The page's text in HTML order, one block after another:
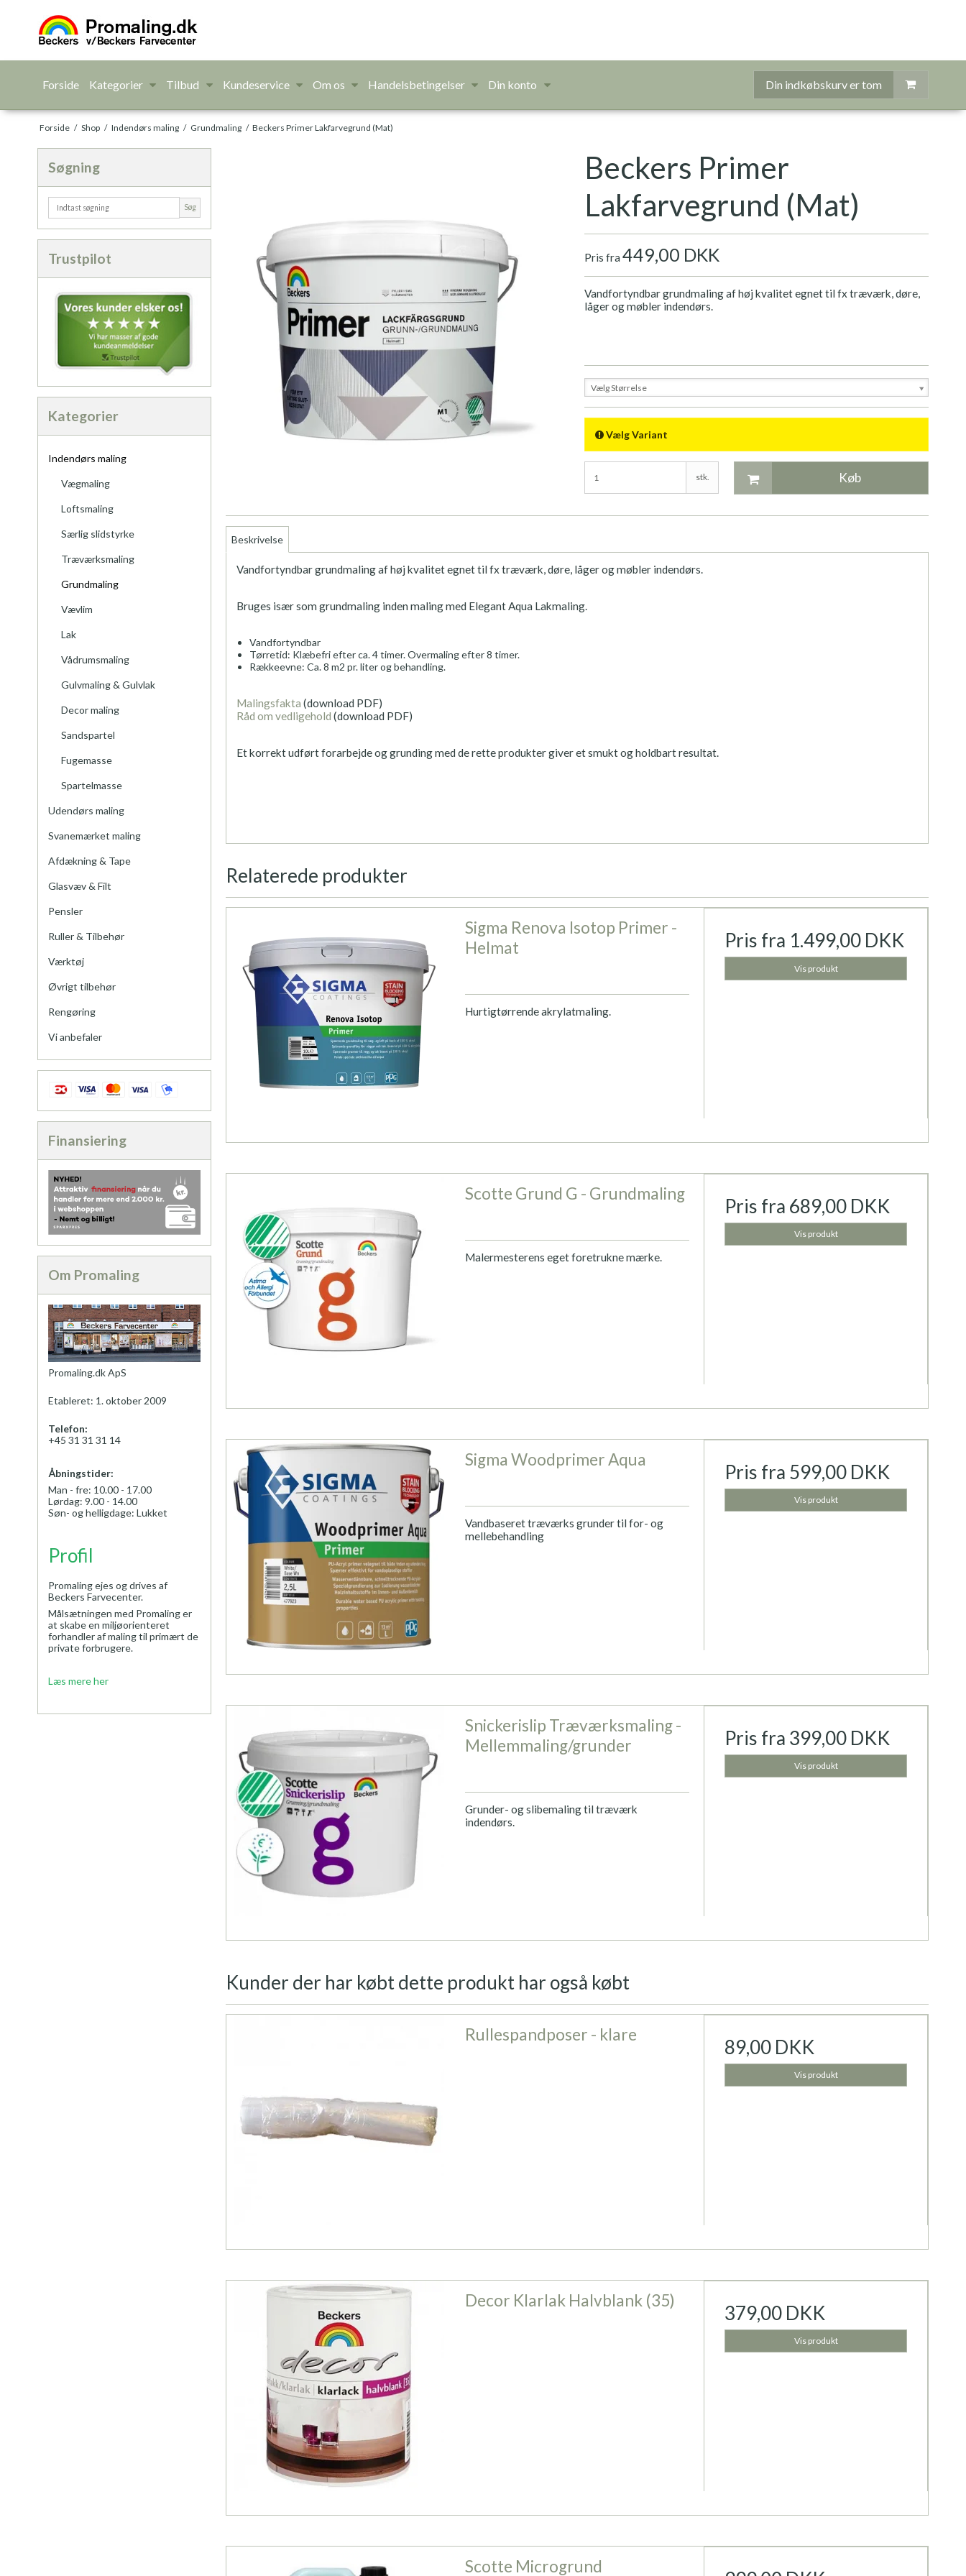
Forside Kategorier Tilbud Kundeservice Om os Handelsbetingelser Din konto Din indkøbskurv er tom
Forside / Shop / Indendørs maling / Grundmaling / Beckers Primer Lakfarvegrund (Mat)
Søgning
Søg
Trustpilot
Kategorier
Indendørs maling
Vægmaling
Loftsmaling
Særlig slidstyrke
Træværksmaling
Grundmaling
Vævlim
Lak
Vådrumsmaling
Gulvmaling & Gulvlak
Decor maling
Sandspartel
Fugemasse
Spartelmasse
Udendørs maling
Svanemærket maling
Afdækning & Tape
Glasvæv & Filt
Pensler
Ruller & Tilbehør
Værktøj
Øvrigt tilbehør
Rengøring
Vi anbefaler
Finansiering
Om Promaling
Promaling.dk ApS
Etableret: 1. oktober 2009
Telefon:
+45 31 31 31 14
Åbningstider:
Man - fre: 10.00 - 17.00
Lørdag: 9.00 - 14.00
Søn- og helligdage: Lukket
Profil
Promaling ejes og drives af
Beckers Farvecenter.
Målsætningen med Promaling er
at skabe en miljøorienteret
forhandler af maling til primært de
private forbrugere.
Læs mere her
Beckers Primer
Lakfarvegrund (Mat)
Pris fra 449,00 DKK
Vandfortyndbar grundmaling af høj kvalitet egnet til fx træværk, døre,
låger og møbler indendørs.
Vælg Størrelse
Vælg Variant
stk. Køb
Beskrivelse
Vandfortyndbar grundmaling af høj kvalitet egnet til fx træværk, døre, låger og møbler indendørs.
Bruges især som grundmaling inden maling med Elegant Aqua Lakmaling.
Vandfortyndbar
Tørretid: Klæbefri efter ca. 4 timer. Overmaling efter 8 timer.
Rækkeevne: Ca. 8 m2 pr. liter og behandling.
Malingsfakta (download PDF)
Råd om vedligehold (download PDF)
Et korrekt udført forarbejde og grunding med de rette produkter giver et smukt og holdbart resultat.
Relaterede produkter
Sigma Renova Isotop Primer -
Helmat
Hurtigtørrende akrylatmaling.
Pris fra 1.499,00 DKK
Vis produkt
Scotte Grund G - Grundmaling
Malermesterens eget foretrukne mærke.
Pris fra 689,00 DKK
Vis produkt
Sigma Woodprimer Aqua
Vandbaseret træværks grunder til for- og
mellebehandling
Pris fra 599,00 DKK
Vis produkt
Snickerislip Træværksmaling -
Mellemmaling/grunder
Grunder- og slibemaling til træværk
indendørs.
Pris fra 399,00 DKK
Vis produkt
Kunder der har købt dette produkt har også købt
Rullespandposer - klare
89,00 DKK
Vis produkt
Decor Klarlak Halvblank (35)
379,00 DKK
Vis produkt
Scotte Microgrund